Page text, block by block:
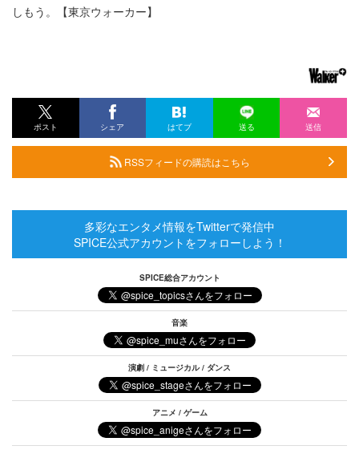
しもう。【東京ウォーカー】
ポスト シェア はてブ 送る 送信
RSSフィードの購読はこちら
多彩なエンタメ情報をTwitterで発信中
SPICE公式アカウントをフォローしよう！
SPICE総合アカウント
音楽
演劇 / ミュージカル / ダンス
アニメ / ゲーム